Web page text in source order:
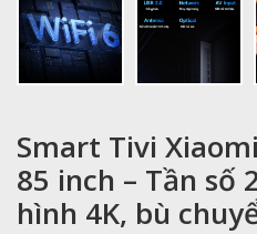
Smart Tivi
85 inch – Tần số
hình 4K, bù